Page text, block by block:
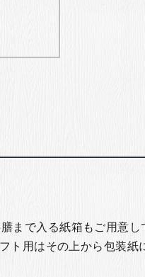
まで入る紙箱もご用意し
ト用はその上から包装紙